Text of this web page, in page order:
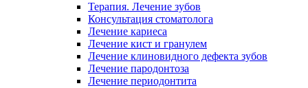
Терапия. Лечение зубов
Консультация стоматолога
Лечение кариеса
Лечение кист и гранулем
Лечение клиновидного дефекта зубов
Лечение пародонтоза
Лечение периодонтита